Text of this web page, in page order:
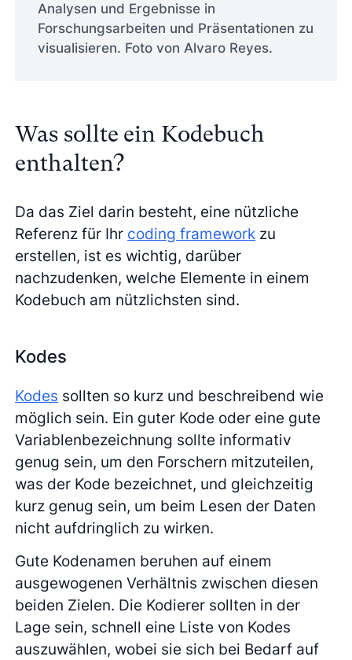
Analysen und Ergebnisse in
Forschungsarbeiten und Präsentationen zu
visualisieren. Foto von Alvaro Reyes.
Was sollte ein Kodebuch
enthalten?
Da das Ziel darin besteht, eine nützliche
Referenz für Ihr coding framework zu
erstellen, ist es wichtig, darüber
nachzudenken, welche Elemente in einem
Kodebuch am nützlichsten sind.
Kodes
Kodes sollten so kurz und beschreibend wie
möglich sein. Ein guter Kode oder eine gute
Variablenbezeichnung sollte informativ
genug sein, um den Forschern mitzuteilen,
was der Kode bezeichnet, und gleichzeitig
kurz genug sein, um beim Lesen der Daten
nicht aufdringlich zu wirken.
Gute Kodenamen beruhen auf einem
ausgewogenen Verhältnis zwischen diesen
beiden Zielen. Die Kodierer sollten in der
Lage sein, schnell eine Liste von Kodes
auszuwählen, wobei sie sich bei Bedarf auf